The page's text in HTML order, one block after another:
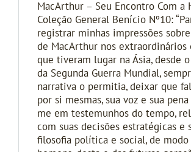
MacArthur – Seu Encontro Com a
Coleção General Benício Nº10:
registrar minhas impressões
de MacArthur nos extraordinários
que tiveram lugar na Ásia, desde
da Segunda Guerra Mundial,
narrativa o permitia, deixar que
por si mesmas, sua voz e sua
me em testemunhos do tempo,
com suas decisões estratégicas e
filosofia política e social, de modo